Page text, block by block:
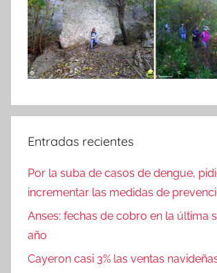
Entradas recientes
Por la suba de casos de dengue,
incrementar las medidas de
Anses: fechas de cobro en la última
año
Cayeron casi 3% las ventas